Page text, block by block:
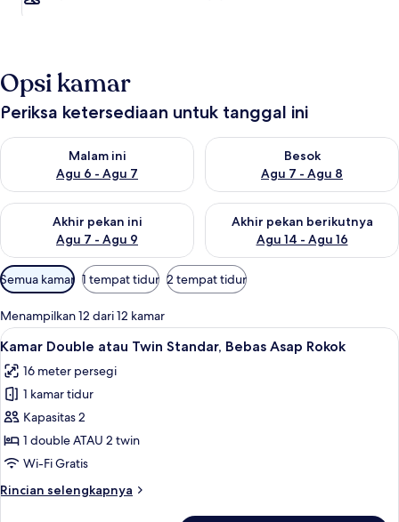
Opsi kamar
Periksa ketersediaan untuk tanggal ini
Malam ini
Agu 6 - Agu 7
Periksa ketersediaan untuk malam ini Agu 6 - Agu 7
Besok
Agu 7 - Agu 8
Periksa ketersediaan untuk
Akhir pekan ini
Agu 7 - Agu 9
Periksa ketersediaan untuk akhir pekan ini Agu 7 - Agu 9
Akhir pekan berikutnya
Agu 14 - Agu 16
Periksa ketersediaan untuk
Filter
tersedia
untuk
kamar
Semua kamar 1 tempat tidur 2 tempat tidur
Menampilkan 12 dari 12 kamar
Lihat
semua
foto
untuk
Kamar
Double
atau
Standar,
Kamar Double atau Twin Standar,
6
Kamar Double atau Twin Standar, Bebas Asap Rokok
16 meter persegi
1 kamar tidur
Kapasitas 2
1 double ATAU 2 twin
Wi-Fi Gratis
Rincian selengkapnya
Rincian